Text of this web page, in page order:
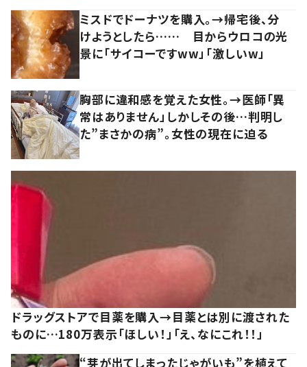
ミスドでドーナツを購入。→帰宅後、分
けようとしたら…… 目からウロコの光
景に「サイコーですww」「激しいw」
胸部に違和感を覚えた女性。→医師「異
常はありません」しかしその後…判明し
た”まさかの病”。女性の現在に迫る
ドラッグストアで目薬を購入→目薬とは別に渡された
ものに…180万表示「ほしい！」「え、なにこれ！！」
“芽が出てしまったじゃがいも”を植えて